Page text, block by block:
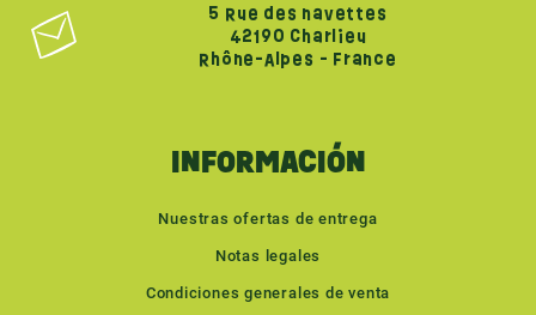
5 Rue des navettes
42190 Charlieu
Rhône-Alpes - France
INFORMACIÓN
Nuestras ofertas de entrega
Notas legales
Condiciones generales de venta